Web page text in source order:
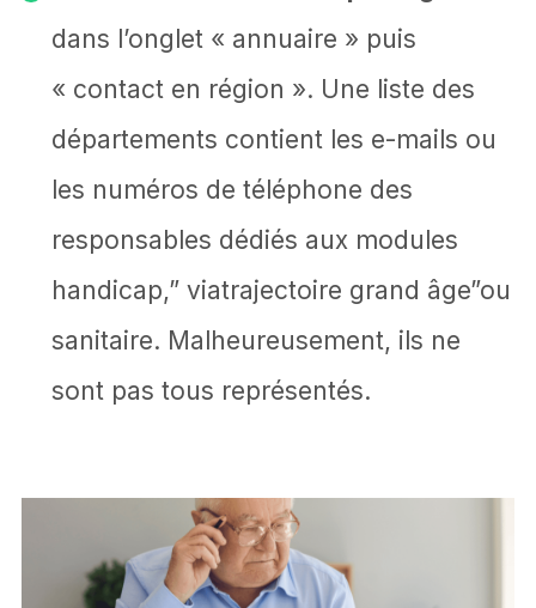
dans l’onglet « annuaire » puis
« contact en région ». Une liste des
départements contient les e-mails ou
les numéros de téléphone des
responsables dédiés aux modules
handicap,” viatrajectoire grand âge”ou
sanitaire. Malheureusement, ils ne
sont pas tous représentés.